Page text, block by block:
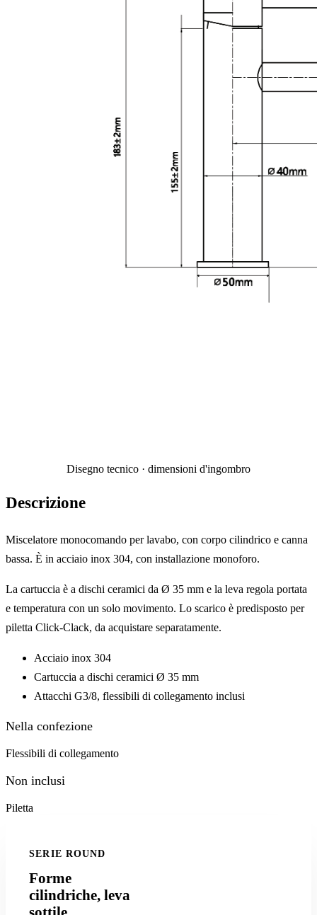
Disegno tecnico · dimensioni d'ingombro
Descrizione
Miscelatore monocomando per lavabo, con corpo cilindrico e canna
bassa. È in acciaio inox 304, con installazione monoforo.
La cartuccia è a dischi ceramici da Ø 35 mm e la leva regola portata
e temperatura con un solo movimento. Lo scarico è predisposto per
piletta Click-Clack, da acquistare separatamente.
Acciaio inox 304
Cartuccia a dischi ceramici Ø 35 mm
Attacchi G3/8, flessibili di collegamento inclusi
Nella confezione
Flessibili di collegamento
Non inclusi
Piletta
SERIE ROUND
Forme
cilindriche, leva